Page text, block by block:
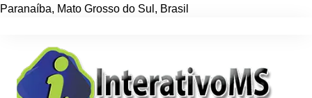
Paranaíba, Mato Grosso do Sul , Brasil
conteúdo